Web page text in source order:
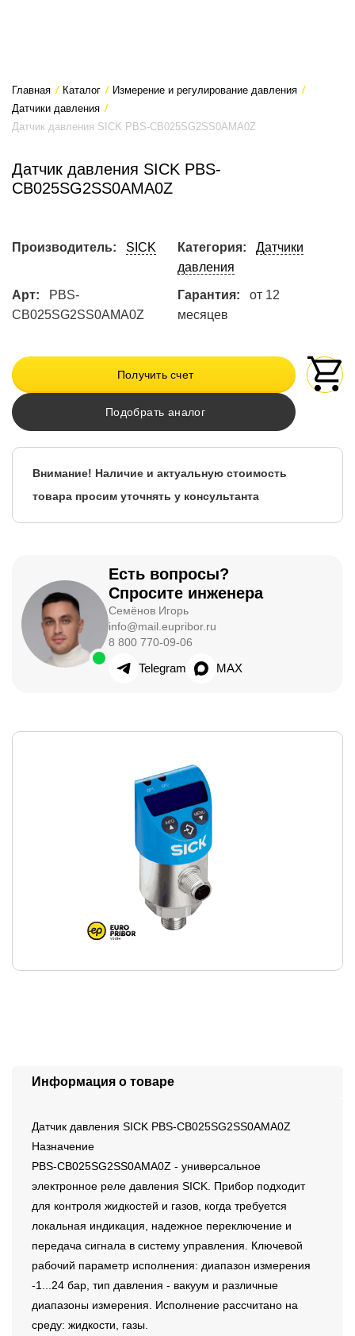
Главная / Каталог / Измерение и регулирование давления /
Датчики давления /
Датчик давления SICK PBS-CB025SG2SS0AMA0Z
Датчик давления SICK PBS-
CB025SG2SS0AMA0Z
Производитель: SICK Категория:
Датчики
давления
Арт:
PBS-
CB025SG2SS0AMA0Z
Гарантия:
от 12
месяцев
Получить счет
Подобрать аналог
Внимание! Наличие и актуальную стоимость
товара просим уточнять у консультанта
Есть вопросы?
Спросите инженера
Семёнов Игорь
info@mail.eupribor.ru
8 800 770-09-06
Telegram MAX
Информация о товаре
Датчик давления SICK PBS-CB025SG2SS0AMA0Z
Назначение
PBS-CB025SG2SS0AMA0Z - универсальное
электронное реле давления SICK. Прибор подходит
для контроля жидкостей и газов, когда требуется
локальная индикация, надежное переключение и
передача сигнала в систему управления. Ключевой
рабочий параметр исполнения: диапазон измерения
-1...24 бар, тип давления - вакуум и различные
диапазоны измерения. Исполнение рассчитано на
среду: жидкости, газы.